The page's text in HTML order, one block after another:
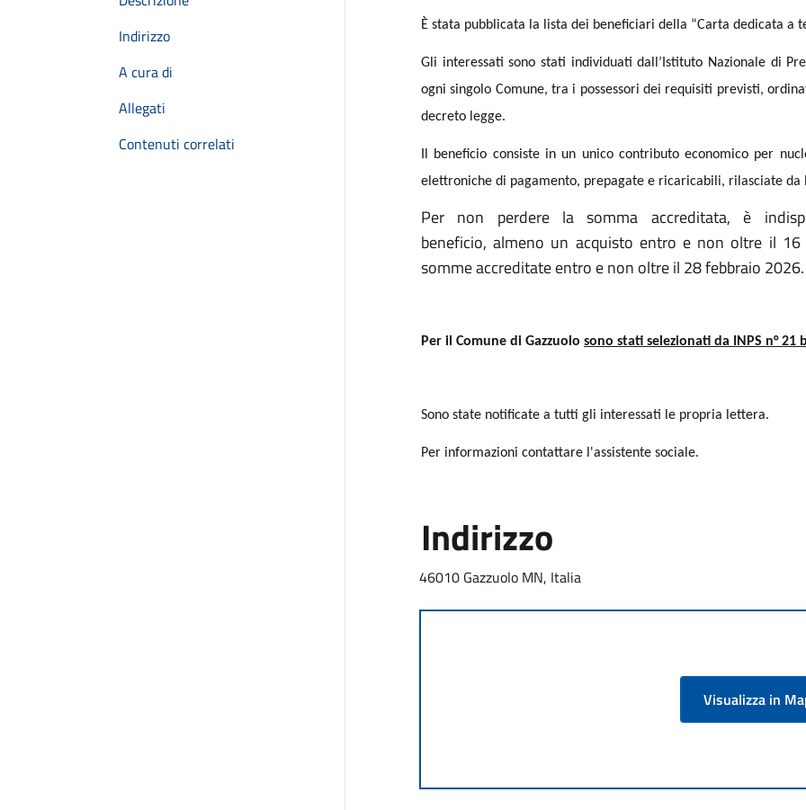
Indirizzo
A cura di
Allegati
Contenuti correlati
È stata pubblicata la lista dei beneficiari della “Carta dedicata a
Gli interessati sono stati individuati dall’Istituto Nazionale di
ogni singolo Comune, tra i possessori dei requisiti previsti,
decreto legge.
Il beneficio consiste in un unico contributo economico per
elettroniche di pagamento, prepagate e ricaricabili, rilasciate da
Per non perdere la somma accreditata, è
beneficio, almeno un acquisto entro e non oltre il
somme accreditate entro e non oltre il 28 febbraio 2026.
Per il Comune di Gazzuolo sono stati selezionati da INPS n° 21
Sono state notificate a tutti gli interessati le propria lettera.
Per informazioni contattare l'assistente sociale.
Indirizzo
46010 Gazzuolo MN, Italia
Visualizza in